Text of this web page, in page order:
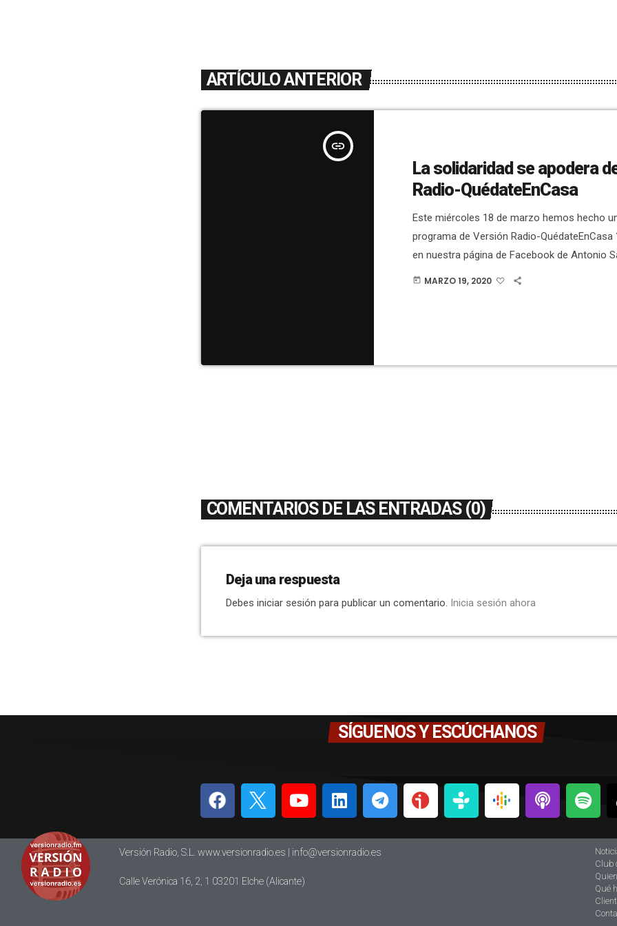
ARTÍCULO ANTERIOR
insert_link
La solidaridad se apodera
Radio-QuédateEnCasa
Este miércoles 18 de marzo hemos hecho
programa de Versión Radio-QuédateEnCasa
en nuestra página de Facebook de Antonio
Javier Muñoz COMUNICACIÓN. Hemos
today MARZO 19, 2020
COMENTARIOS DE LAS ENTRADAS (0)
Deja una respuesta
Debes iniciar sesión para publicar un comentario. Inicia sesión ahora
SÍGUENOS Y ESCÚCHANOS
Versión Radio, S.L. www.versionradio.es | info@versionradio.es
Calle Verónica 16, 2, 1 03201 Elche (Alicante)
Club
Qué